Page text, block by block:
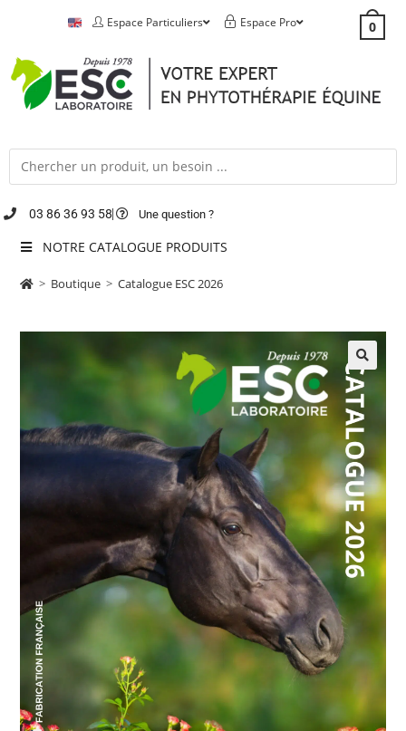
Espace Particuliers Espace Pro 0
03 86 36 93 58 Une question ?
NOTRE CATALOGUE PRODUITS
> Boutique > Catalogue ESC 2026
🔍